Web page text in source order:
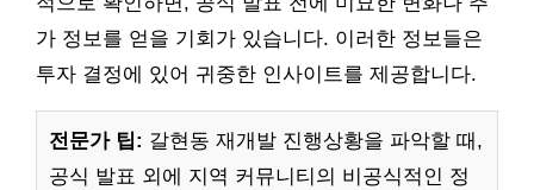
가 정보를 얻을 기회가 있습니다. 이러한 정보들은
투자 결정에 있어 귀중한 인사이트를 제공합니다.
전문가 팁: 갈현동 재개발 진행상황을 파악할 때,
공식 발표 외에 지역 커뮤니티의 비공식적인 정